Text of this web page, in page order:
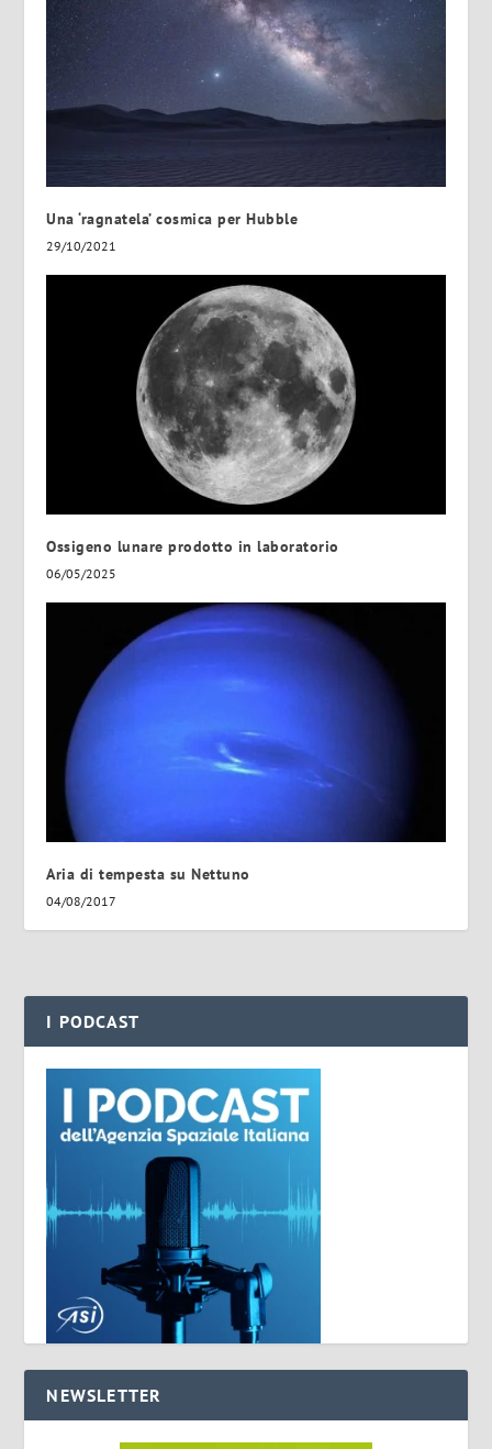
Una ‘ragnatela’ cosmica per Hubble
29/10/2021
Ossigeno lunare prodotto in laboratorio
06/05/2025
Aria di tempesta su Nettuno
04/08/2017
I PODCAST
NEWSLETTER